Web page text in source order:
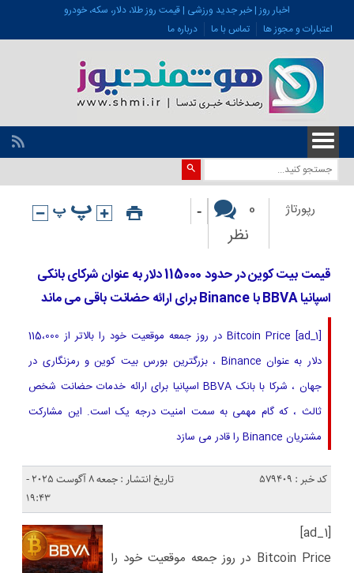
اخبار روز | خبر جدید ورزشی | قیمت روز طلا، دلار، سکه، خودرو
اعتبارات و مجوز ها
تماس با ما درباره ما
رپورتاژ
0
نظر
-
قیمت بیت کوین در حدود 115000 دلار به عنوان شرکای بانکی
اسپانیا BBVA با Binance برای ارائه حضانت باقی می ماند
[ad_1] Bitcoin Price در روز جمعه موقعیت خود را بالاتر از 115،000
دلار به عنوان Binance ، بزرگترین بورس بیت کوین و رمزنگاری در
جهان ، شرکا با بانک BBVA اسپانیا برای ارائه خدمات حضانت شخص
ثالث ، که گام مهمی به سمت امنیت درجه یک است. این مشارکت
مشتریان Binance را قادر می سازد
کد خبر : 579409
تاریخ انتشار : جمعه 8 آگوست 2025 -
19:43
[ad_1]
Bitcoin Price در روز جمعه موقعیت خود را